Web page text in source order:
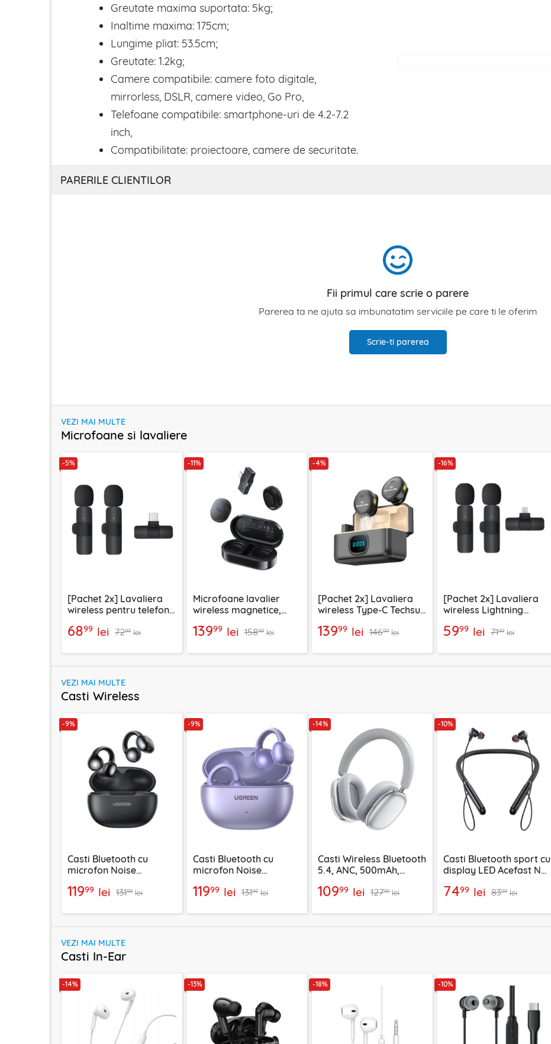
Greutate maxima suportata: 5kg;
Inaltime maxima: 175cm;
Lungime pliat: 53.5cm;
Greutate: 1.2kg;
Camere compatibile: camere foto digitale,
mirrorless, DSLR, camere video, Go Pro,
Telefoane compatibile: smartphone-uri de 4.2-7.2
inch,
Compatibilitate: proiectoare, camere de securitate.
PARERILE CLIENTILOR
Fii primul care scrie o parere
Parerea ta ne ajuta sa imbunatatim serviciile pe care ti le oferim
Scrie-ti parerea
VEZI MAI MULTE
Microfoane si lavaliere
-5%
[Pachet 2x] Lavaliera
wireless pentru telefon
XtreamMic LW2
6899 lei 7299 lei
-11%
Microfoane lavalier
wireless magnetice,
13999 lei 15899 lei
-4%
[Pachet 2x] Lavaliera
wireless Type-C Techsuit
13999 lei 14699 lei
-16%
[Pachet 2x] Lavaliera
wireless Lightning
XtreamMic LW1
5999 lei 7199 lei
VEZI MAI MULTE
Casti Wireless
-9%
Casti Bluetooth cu
microfon Noise
negru, 45785
11999 lei 13199 lei
-9%
Casti Bluetooth cu
microfon Noise
55430
11999 lei 13199 lei
-14%
Casti Wireless Bluetooth
5.4, ANC, 500mAh,
10999 lei 12799 lei
-10%
Casti Bluetooth sport cu
display LED Acefast N5,
7499 lei 8399 lei
VEZI MAI MULTE
Casti In-Ear
-14% -13% -18% -10%